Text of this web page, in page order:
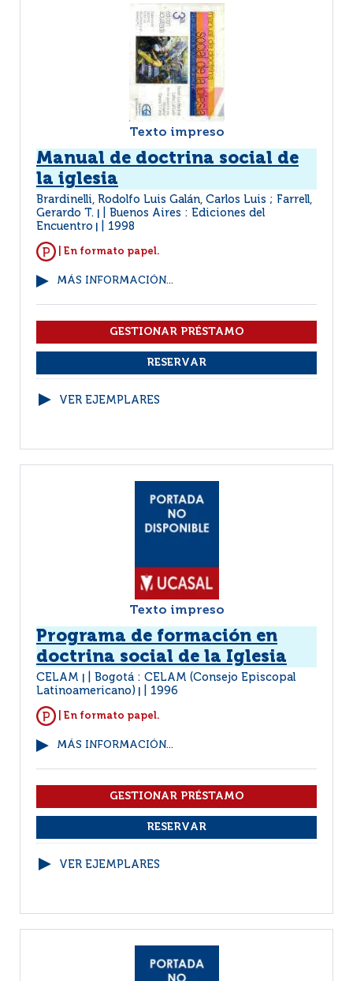
Texto impreso
Manual de doctrina social de
la iglesia
Brardinelli, Rodolfo Luis Galán, Carlos Luis ; Farrell,
Gerardo T.
Buenos Aires : Ediciones del
Encuentro
1998
| En formato papel.
MÁS INFORMACIÓN...
VER EJEMPLARES
Texto impreso
Programa de formación en
doctrina social de la Iglesia
CELAM
Bogotá : CELAM (Consejo Episcopal
Latinoamericano)
1996
| En formato papel.
MÁS INFORMACIÓN...
VER EJEMPLARES